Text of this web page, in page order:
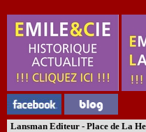
Lansman Editeur - Place de La